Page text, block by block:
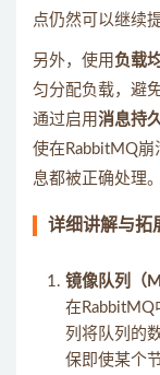
点仍然可以继续
另外，使用 负载
匀分配负载，避
通过启用消息持
使在RabbitMQ崩
息都被正确处理。
详细讲解与拓
镜像队列（
在RabbitMQ
列将队列的
保即使某个